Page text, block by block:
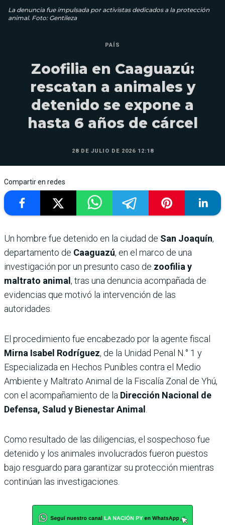
La denuncia fue impulsada por activistas dedicados a la protección
animal. Foto: Gentileza
PAÍS
Zoofilia en Caaguazú:
rescatan a animales y
detenido se expone a
hasta 6 años de cárcel
28 DE JULIO DE 2026 12:18
Compartir en redes
Un hombre fue detenido en la ciudad de San Joaquín,
departamento de Caaguazú, en el marco de una
investigación por un presunto caso de zoofilia y
maltrato animal , tras una denuncia acompañada de
evidencias que motivó la intervención de las
autoridades.
El procedimiento fue encabezado por la agente fiscal
Mirna Isabel Rodríguez, de la Unidad Penal N.° 1 y
Especializada en Hechos Punibles contra el Medio
Ambiente y Maltrato Animal de la Fiscalía Zonal de Yhú,
con el acompañamiento de la Dirección Nacional de
Defensa, Salud y Bienestar Animal
Como resultado de las diligencias, el sospechoso fue
detenido y los animales involucrados fueron puestos
bajo resguardo para garantizar su protección mientras
continúan las investigaciones.